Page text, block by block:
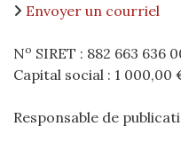
Envoyer un courriel
No SIRET : 882 663 636
Capital social : 1 000,00
Responsable de